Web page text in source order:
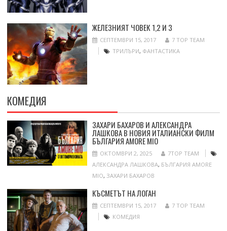
ЖЕЛЕЗНИЯТ ЧОВЕК 1,2 И 3
СЕПТЕМВРИ 15, 2017
7 TOP TEAM
ТРИЛЪРИ, ФАНТАСТИКА
КОМЕДИЯ
ЗАХАРИ БАХАРОВ И АЛЕКСАНДРА
ЛАШКОВА В НОВИЯ ИТАЛИАНСКИ ФИЛМ
БЪЛГАРИЯ AMORE MIO
ОКТОМВРИ 2, 2025
7TOP TEAM
АЛЕКСАНДРА ЛАШКОВА, БЪЛГАРИЯ AMORE
MIO, ЗАХАРИ БАХАРОВ
КЪСМЕТЪТ НА ЛОГАН
СЕПТЕМВРИ 15, 2017
7 TOP TEAM
КОМЕДИЯ